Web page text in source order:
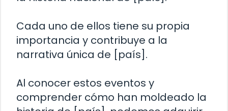
Cada uno de ellos tiene su propia
importancia y contribuye a la
narrativa única de [país].
Al conocer estos eventos y
comprender cómo han moldeado la